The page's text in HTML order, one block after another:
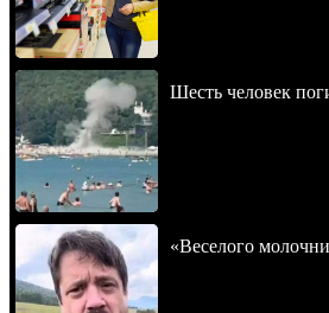
Шесть человек
«Веселого